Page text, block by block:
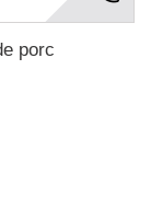
porc